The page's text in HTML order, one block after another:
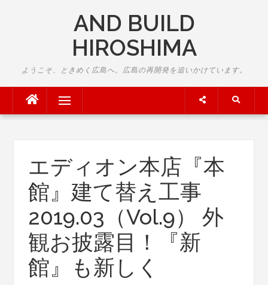
AND BUILD
HIROSHIMA
ようこそ、ときめく広島へ。広島の再開発を追いかけています。
Menu
エディオン本店『本
館』建て替え工事
2019.03（Vol.9） 外
観お披露目！『新
館』も新しく